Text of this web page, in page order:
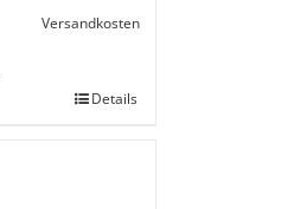
Versandkosten
Details